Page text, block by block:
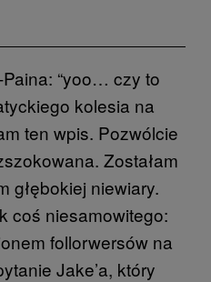
“yoo… czy to
kolesia na
ten wpis. Pozwólcie
Zostałam
głębokiej niewiary.
coś niesamowitego:
follorwersów na
Jake’a, który